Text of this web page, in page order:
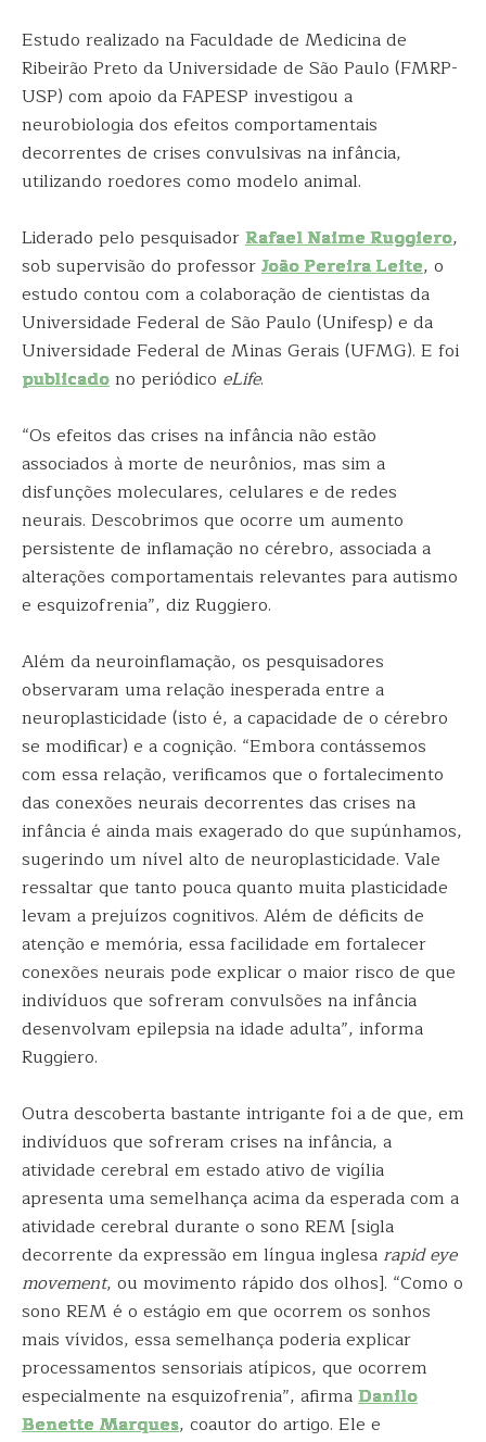
Estudo realizado na Faculdade de Medicina de
Ribeirão Preto da Universidade de São Paulo (FMRP-
USP) com apoio da FAPESP investigou a
neurobiologia dos efeitos comportamentais
decorrentes de crises convulsivas na infância,
utilizando roedores como modelo animal.
Liderado pelo pesquisadorRafael Naime Ruggiero,
sob supervisão do professorJoão Pereira Leite, o
estudo contou com a colaboração de cientistas da
Universidade Federal de São Paulo (Unifesp) e da
Universidade Federal de Minas Gerais (UFMG). E foi
publicadono periódico eLife.
“Os efeitos das crises na infância não estão
associados à morte de neurônios, mas sim a
disfunções moleculares, celulares e de redes
neurais. Descobrimos que ocorre um aumento
persistente de inflamação no cérebro, associada a
alterações comportamentais relevantes para autismo
e esquizofrenia”, diz Ruggiero.
Além da neuroinflamação, os pesquisadores
observaram uma relação inesperada entre a
neuroplasticidade (isto é, a capacidade de o cérebro
se modificar) e a cognição. “Embora contássemos
com essa relação, verificamos que o fortalecimento
das conexões neurais decorrentes das crises na
infância é ainda mais exagerado do que supúnhamos,
sugerindo um nível alto de neuroplasticidade. Vale
ressaltar que tanto pouca quanto muita plasticidade
levam a prejuízos cognitivos. Além de déficits de
atenção e memória, essa facilidade em fortalecer
conexões neurais pode explicar o maior risco de que
indivíduos que sofreram convulsões na infância
desenvolvam epilepsia na idade adulta”, informa
Ruggiero.
Outra descoberta bastante intrigante foi a de que, em
indivíduos que sofreram crises na infância, a
atividade cerebral em estado ativo de vigília
apresenta uma semelhança acima da esperada com a
atividade cerebral durante o sono REM [sigla
decorrente da expressão em língua inglesa rapid eye
movement, ou movimento rápido dos olhos]. “Como o
sono REM é o estágio em que ocorrem os sonhos
mais vívidos, essa semelhança poderia explicar
processamentos sensoriais atípicos, que ocorrem
especialmente na esquizofrenia”, afirmaDanilo
Benette Marques, coautor do artigo. Ele e